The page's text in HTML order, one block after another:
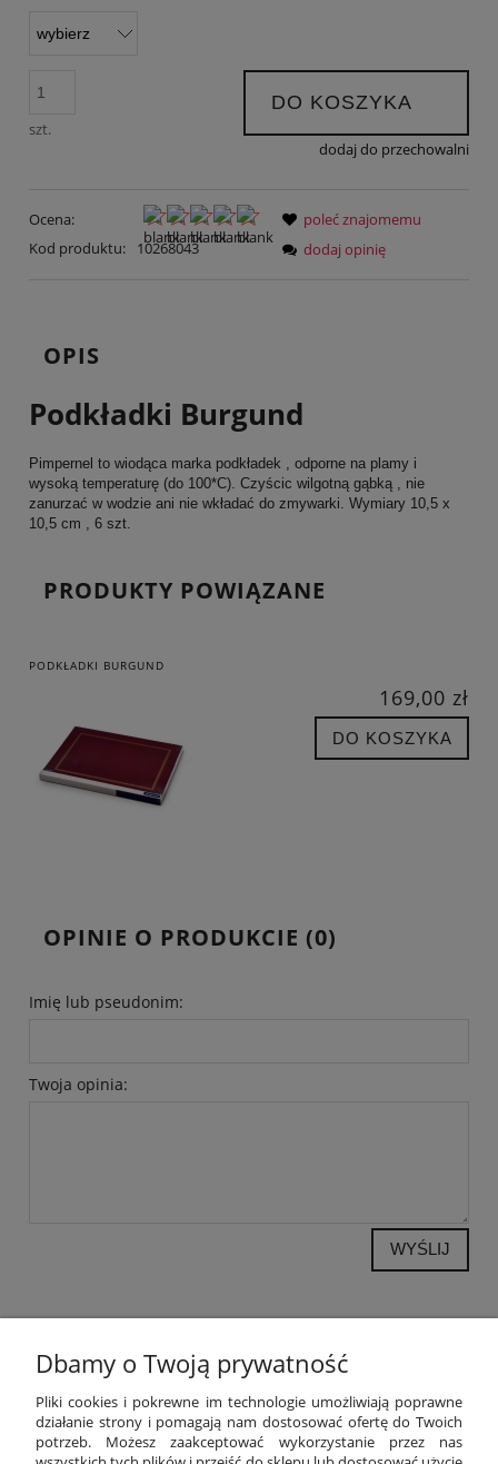
szt.
DO KOSZYKA
dodaj do przechowalni
Ocena:
Kod produktu:
10268043
poleć znajomemu
dodaj opinię
OPIS
Podkładki Burgund
Pimpernel to wiodąca marka podkładek , odporne na plamy i
wysoką temperaturę (do 100*C). Czyścic wilgotną gąbką , nie
zanurzać w wodzie ani nie wkładać do zmywarki. Wymiary 10,5 x
10,5 cm , 6 szt.
PRODUKTY POWIĄZANE
PODKŁADKI BURGUND
169,00 zł
DO KOSZYKA
OPINIE O PRODUKCIE (0)
Imię lub pseudonim:
Twoja opinia:
WYŚLIJ
POMOC
MOJE KONTO
Dbamy o Twoją prywatność
Pliki cookies i pokrewne im technologie umożliwiają poprawne
działanie strony i pomagają nam dostosować ofertę do Twoich
potrzeb. Możesz zaakceptować wykorzystanie przez nas